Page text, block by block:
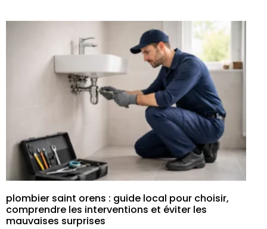
plombier saint orens : guide local pour choisir,
comprendre les interventions et éviter les
mauvaises surprises